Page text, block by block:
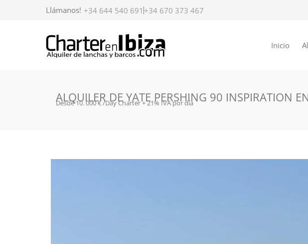
Llámanos! +34 644 540 691 +34 670 373 467
Inicio
ALQUILER DE YATE PERSHING 90 INSPIRATION
Desde 10. 000 € /Day Charter + 21% IVA por día